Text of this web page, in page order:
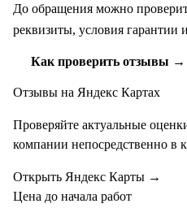
До обращения можно
реквизиты, условия гарантии
Как проверить отзывы →
Отзывы на Яндекс Картах
Проверяйте актуальные
компании непосредственно в
Открыть Яндекс Карты →
Цена до начала работ